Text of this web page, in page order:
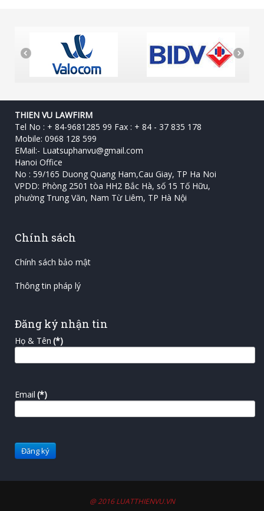
THIEN VU LAWFIRM
Tel No : + 84-9681285 99 Fax : + 84 - 37 835 178
Mobile: 0968 128 599
EMail:- Luatsuphanvu@gmail.com
Hanoi Office
No : 59/165 Duong Quang Ham,Cau Giay, TP Ha Noi
VPDD: Phòng 2501 tòa HH2 Bắc Hà, số 15 Tố Hữu, ‎
phường Trung Văn, Nam Từ Liêm, TP Hà Nội
Chính sách
Chính sách bảo mật
Thông tin pháp lý
Đăng ký nhận tin
Họ & Tên (*)
Email (*)
@ 2016 LUATTHIENVU.VN